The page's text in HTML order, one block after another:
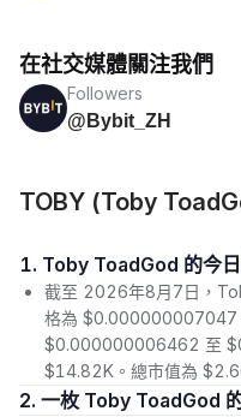
在社交媒體關注我們
Followers
@Bybit_ZH
TOBY (Toby
1. Toby ToadGod 的今
截至 2026年8月7日，
格為 $0.000000007047
$0.000000006462 至
$14.82K。總市值為
2. 一枚 Toby ToadGod